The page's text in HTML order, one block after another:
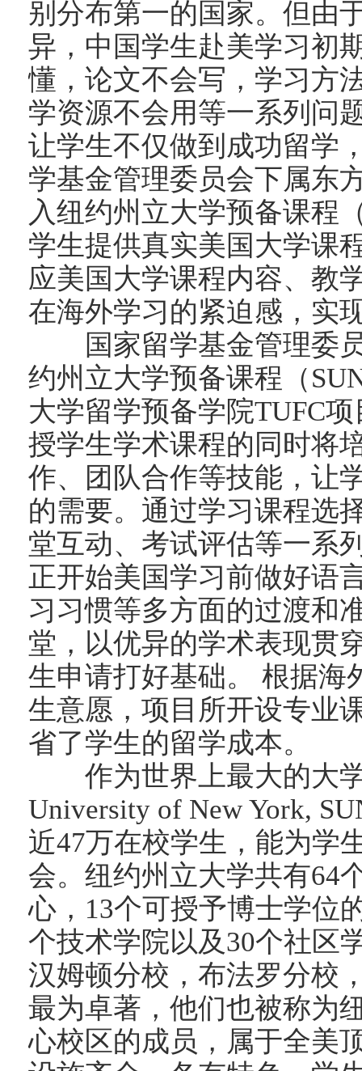
别分布第一的国家。但由
异，中国学生赴美学习初
懂，论文不会写，学习方
学资源不会用等一系列问
让学生不仅做到成功留学
学基金管理委员会下属东
入纽约州立大学预备课程
学生提供真实美国大学课
应美国大学课程内容、教
在海外学习的紧迫感，实
国家留学基金管理委员
约州立大学预备课程（
大学留学预备学院TUFC
授学生学术课程的同时将
作、团队合作等技能，让
的需要。通过学习课程选
堂互动、考试评估等一系
正开始美国学习前做好语
习习惯等多方面的过渡和
堂，以优异的学术表现贯
生申请打好基础。 根据海
生意愿，项目所开设专业
省了学生的留学成本。
作为世界上最大的大学
University of New York,
近47万在校学生，能为学
会。纽约州立大学共有64
心，13个可授予博士学位
个技术学院以及30个社区
汉姆顿分校，布法罗分校
最为卓著，他们也被称为
心校区的成员，属于全美